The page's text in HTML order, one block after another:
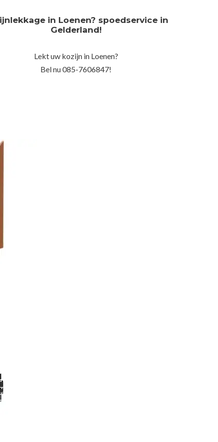
in Loenen? spoedservice in
Gelderland!
Lekt uw kozijn in Loenen?
Bel nu 085-7606847!